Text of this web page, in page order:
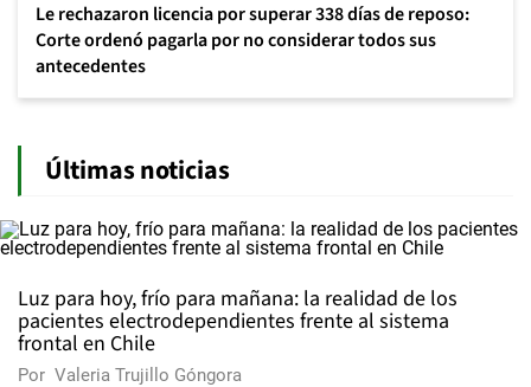
Le rechazaron licencia por superar 338 días de reposo:
Corte ordenó pagarla por no considerar todos sus
antecedentes
Últimas noticias
Luz para hoy, frío para mañana: la realidad de los
pacientes electrodependientes frente al sistema
frontal en Chile
Por Valeria Trujillo Góngora